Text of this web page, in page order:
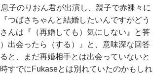
子のりおん君が出演し、親子で赤裸々に
つばさちゃんと結婚したいんですがどう
んは『（再婚しても）気にしない』と答
出会ったら（する）』と、意味深な回答
と、まだ再婚相手とは出会っていないと
すでにFukaseとは別れていたのかもしれ